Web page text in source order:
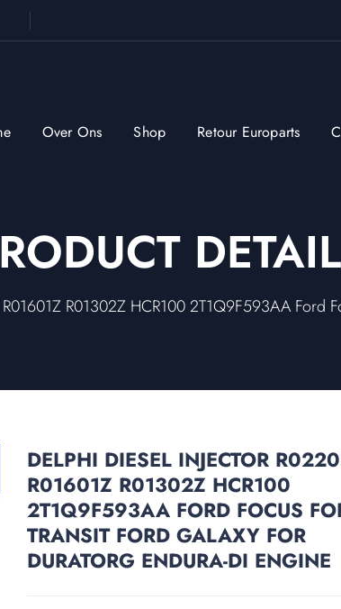
Over Ons Shop Retour Europarts
DETAIL
R01302Z HCR100 2T1Q9F593AA Ford
DELPHI DIESEL INJECTOR
R01601Z R01302Z HCR100
2T1Q9F593AA FORD FOCUS
TRANSIT FORD GALAXY FOR
DURATORG ENDURA-DI ENGINE